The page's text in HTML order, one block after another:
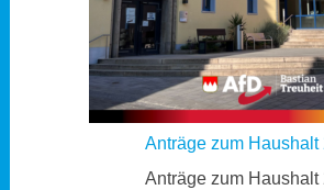
Anträge zum Haushalt
Anträge zum Haushalt